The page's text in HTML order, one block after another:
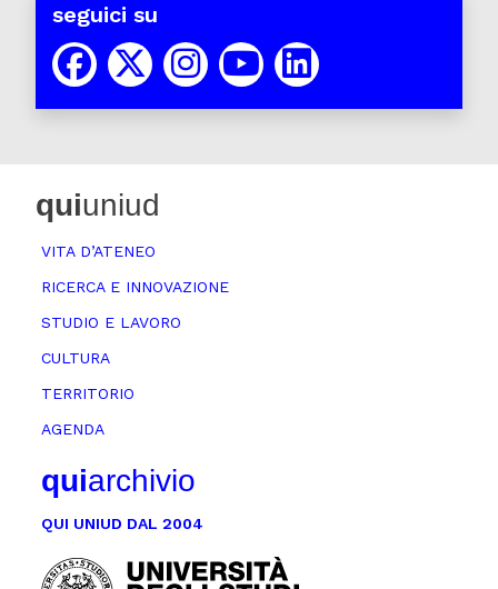
seguici su
quiuniud
VITA D’ATENEO
RICERCA E INNOVAZIONE
STUDIO E LAVORO
CULTURA
TERRITORIO
AGENDA
quiarchivio
QUI UNIUD DAL 2004